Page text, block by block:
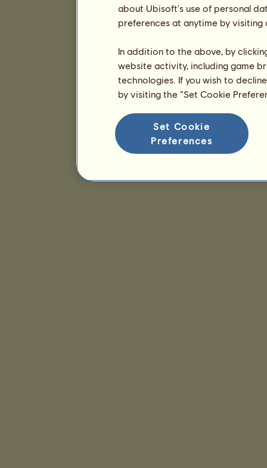
about Ubisoft's use of personal
preferences at anytime by
In addition to the above, by
website activity, including game
technologies. If you wish to
by visiting the “Set Cookie
Set Cookie
Preferences